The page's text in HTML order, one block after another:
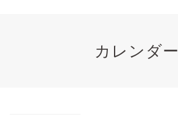
カレンダー